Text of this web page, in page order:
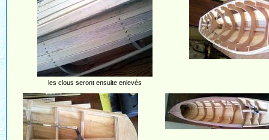
les clous seront ensuite enlevés